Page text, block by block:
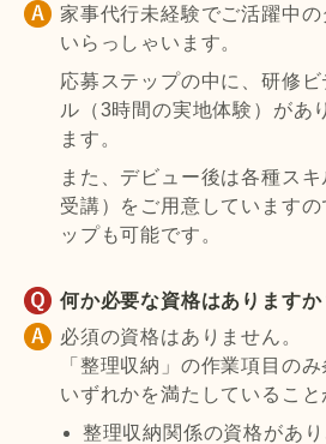
家事代行未経験でご活躍中
いらっしゃいます。
応募ステップの中に、研修
ル（3時間の実地体験）があ
ます。
また、デビュー後は各種ス
受講）をご用意しています
ップも可能です。
何か必要な資格はありますか
必須の資格はありません。
「整理収納」の作業項目の
いずれかを満たしていること
整理収納関係の資格があ